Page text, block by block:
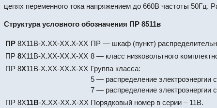
цепях переменного тока напряжением до 660В частоты
Структура условного обозначения ПР 8511в
ПР 8Х11В-X.ХX-XХ.X-XX ПР — шкаф (пункт)
ПР 8Х11В-X.ХX-XХ.X-XX 8 — класс низковольтного
ПР 8Х11В-X.ХX-XХ.X-XX Группа класса:
5 — распределение электроэнергии
7 — распределение электроэнергии
ПР 8Х11В-X.ХX-XХ.X-XX Порядковый номер в серии – 11В.